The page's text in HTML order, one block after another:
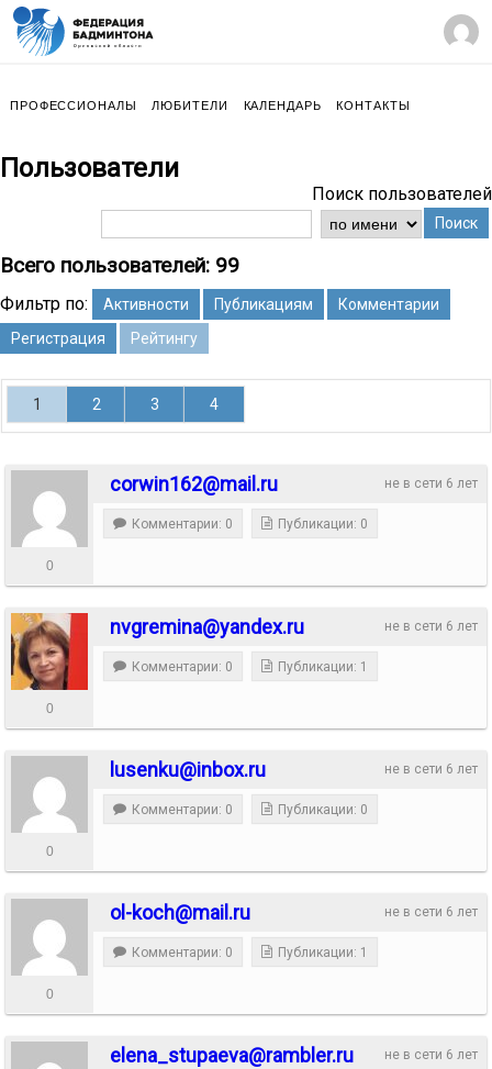
ПРОФЕССИОНАЛЫ ЛЮБИТЕЛИ КАЛЕНДАРЬ КОНТАКТЫ
Пользователи
Поиск пользователей
Поиск
Всего пользователей: 99
Фильтр по: Активности Публикациям
Комментарии
Регистрация
Рейтингу
1 2 3 4
не в сети 6 лет
corwin162@mail.ru
0
Комментарии: 0 Публикации: 0
не в сети 6 лет
nvgremina@yandex.ru
0
Комментарии: 0 Публикации: 1
не в сети 6 лет
lusenku@inbox.ru
0
Комментарии: 0 Публикации: 0
не в сети 6 лет
ol-koch@mail.ru
0
Комментарии: 0 Публикации: 1
не в сети 6 лет
elena_stupaeva@rambler.ru